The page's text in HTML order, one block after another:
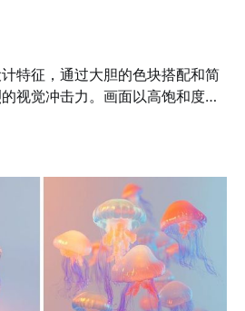
特征，通过大胆的色块搭配和简
视觉冲击力。画面以高饱和度的
闪耀、金属的光滑以及玻璃的透
。构图上注重对称性与平衡感，
对比，强化了空间感与层次感。
手法传递现代感，同时通过材质
联想。总体而言，这种画风非常
奢侈品广告及精品包装的视觉表